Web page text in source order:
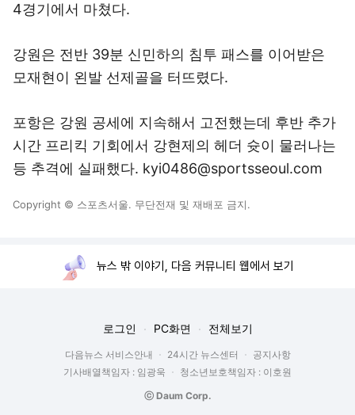
4경기에서 마쳤다.
강원은 전반 39분 신민하의 침투 패스를 이어받은
모재현이 왼발 선제골을 터뜨렸다.
포항은 강원 공세에 지속해서 고전했는데 후반 추가
시간 프리킥 기회에서 강현제의 헤더 슛이 물러나는
등 추격에 실패했다. kyi0486@sportsseoul.com
Copyright © 스포츠서울. 무단전재 및 재배포 금지.
뉴스 밖 이야기, 다음 커뮤니티 웹에서 보기
로그인 PC화면 전체보기
다음뉴스 서비스안내 24시간 뉴스센터
공지사항
기사배열책임자 : 임광욱
청소년보호책임자 : 이호원
ⓒ Daum Corp.